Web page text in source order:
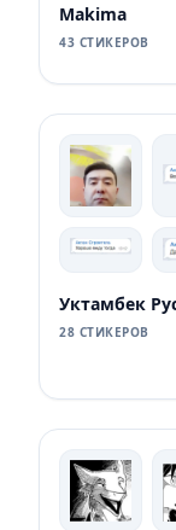
Makima
43 СТИКЕРОВ
28 СТИКЕРОВ